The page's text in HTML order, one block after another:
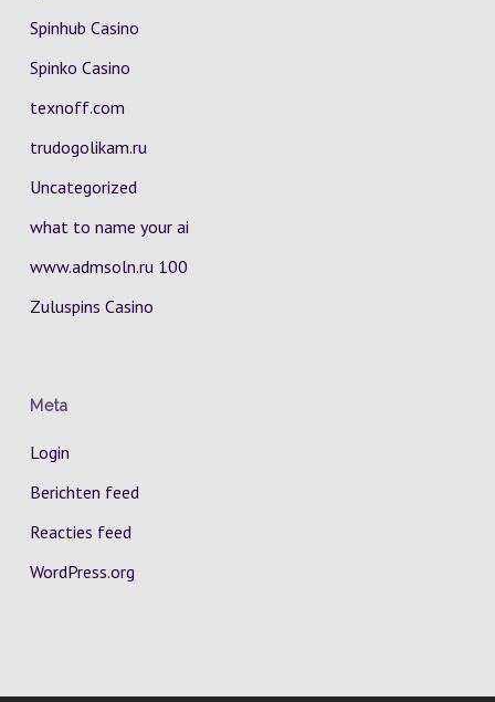
Spinhub Casino
Spinko Casino
texnoff.com
trudogolikam.ru
Uncategorized
what to name your ai
www.admsoln.ru 100
Zuluspins Casino
Meta
Login
Berichten feed
Reacties feed
WordPress.org